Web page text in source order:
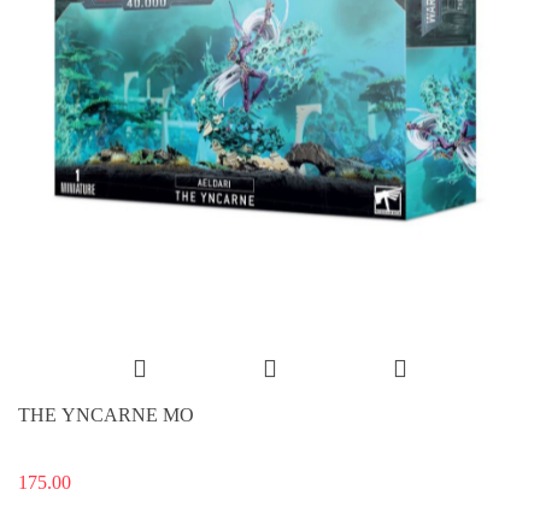
THE YNCARNE MO
175.00